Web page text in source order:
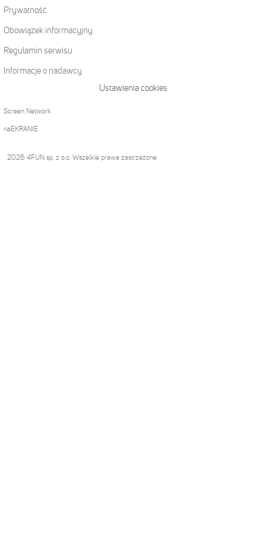
Prywatność
Obowiązek informacyjny
Regulamin serwisu
Informacje o nadawcy
Ustawienia cookies
Screen Network
naEKRANIE
2026 4FUN sp. z o.o. Wszelkie prawa zastrzeżone.